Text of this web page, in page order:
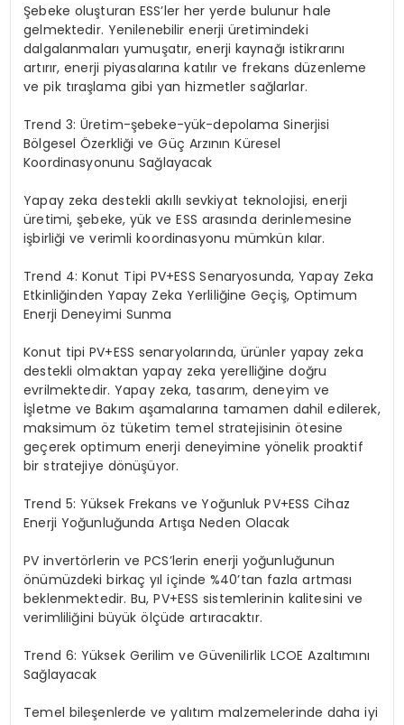
Şebeke oluşturan ESS’ler her yerde bulunur hale
gelmektedir. Yenilenebilir enerji üretimindeki
dalgalanmaları yumuşatır, enerji kaynağı istikrarını
artırır, enerji piyasalarına katılır ve frekans düzenleme
ve pik tıraşlama gibi yan hizmetler sağlarlar.
Trend 3: Üretim-şebeke-yük-depolama Sinerjisi
Bölgesel Özerkliği ve Güç Arzının Küresel
Koordinasyonunu Sağlayacak
Yapay zeka destekli akıllı sevkiyat teknolojisi, enerji
üretimi, şebeke, yük ve ESS arasında derinlemesine
işbirliği ve verimli koordinasyonu mümkün kılar.
Trend 4: Konut Tipi PV+ESS Senaryosunda, Yapay Zeka
Etkinliğinden Yapay Zeka Yerliliğine Geçiş, Optimum
Enerji Deneyimi Sunma
Konut tipi PV+ESS senaryolarında, ürünler yapay zeka
destekli olmaktan yapay zeka yerelliğine doğru
evrilmektedir. Yapay zeka, tasarım, deneyim ve
İşletme ve Bakım aşamalarına tamamen dahil edilerek,
maksimum öz tüketim temel stratejisinin ötesine
geçerek optimum enerji deneyimine yönelik proaktif
bir stratejiye dönüşüyor.
Trend 5: Yüksek Frekans ve Yoğunluk PV+ESS Cihaz
Enerji Yoğunluğunda Artışa Neden Olacak
PV invertörlerin ve PCS’lerin enerji yoğunluğunun
önümüzdeki birkaç yıl içinde %40’tan fazla artması
beklenmektedir. Bu, PV+ESS sistemlerinin kalitesini ve
verimliliğini büyük ölçüde artıracaktır.
Trend 6: Yüksek Gerilim ve Güvenilirlik LCOE Azaltımını
Sağlayacak
Temel bileşenlerde ve yalıtım malzemelerinde daha iyi